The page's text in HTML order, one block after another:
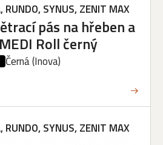
RUNDO, SYNUS, ZENIT MAX
pás na hřeben a
Roll černý
Černá(Inova)
RUNDO, SYNUS, ZENIT MAX